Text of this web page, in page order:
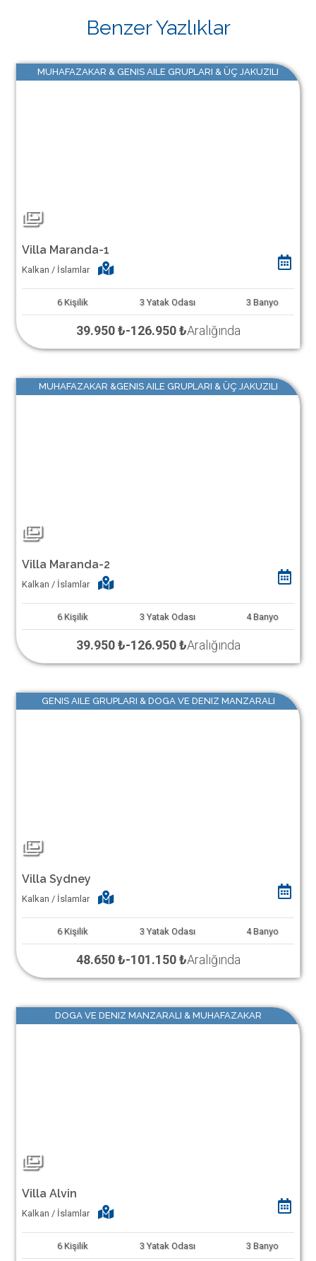
Benzer Yazlıklar
MUHAFAZAKAR & GENIS AILE GRUPLARI & ÜÇ JAKUZILI
Villa Maranda-1
Kalkan / İslamlar
6 Kişilik 3 Yatak Odası 3 Banyo
39.950 ₺-126.950 ₺Aralığında
MUHAFAZAKAR &GENIS AILE GRUPLARI & ÜÇ JAKUZILI
Villa Maranda-2
Kalkan / İslamlar
6 Kişilik 3 Yatak Odası 4 Banyo
39.950 ₺-126.950 ₺Aralığında
GENIS AILE GRUPLARI & DOGA VE DENIZ MANZARALI
Villa Sydney
Kalkan / İslamlar
6 Kişilik 3 Yatak Odası 4 Banyo
48.650 ₺-101.150 ₺Aralığında
DOGA VE DENIZ MANZARALI & MUHAFAZAKAR
Villa Alvin
Kalkan / İslamlar
6 Kişilik 3 Yatak Odası 3 Banyo